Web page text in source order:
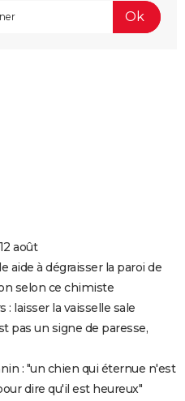
août
aide à dégraisser la paroi de
selon ce chimiste
: laisser la vaisselle sale
pas un signe de paresse,
: "un chien qui éternue n'est
dire qu'il est heureux"